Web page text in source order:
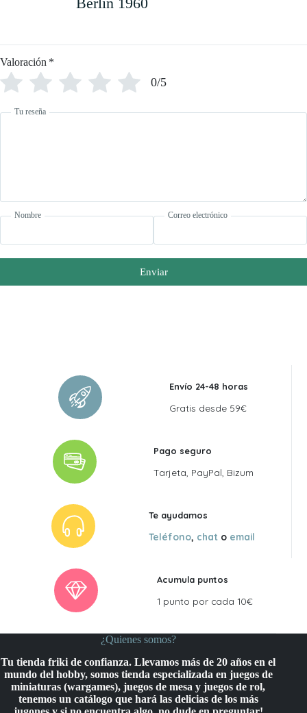
Valoración *
0/5
Tu reseña
Nombre Correo electrónico
Enviar
Envío 24-48 horas
Gratis desde 59€
Pago seguro
Tarjeta, PayPal, Bizum
Te ayudamos
Teléfono, chat o email
Acumula puntos
1 punto por cada 10€
¿Quienes somos?
Tu tienda friki de confianza. Llevamos más de 20 años en el
mundo del hobby, somos tienda especializada en juegos de
miniaturas (wargames), juegos de mesa y juegos de rol,
tenemos un catálogo que hará las delicias de los más